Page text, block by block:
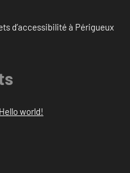
d’accessibilité à Périgueux
Hello world!